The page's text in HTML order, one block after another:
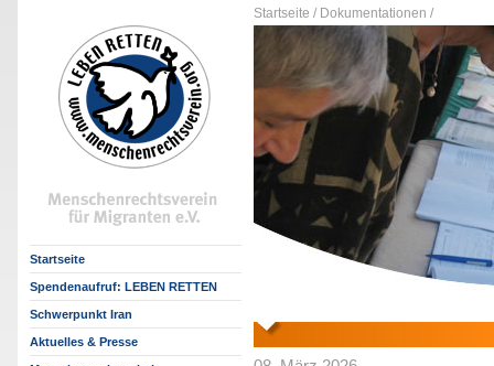
Startseite / Dokumentationen /
Startseite
Spendenaufruf: LEBEN RETTEN
Schwerpunkt Iran
Aktuelles & Presse